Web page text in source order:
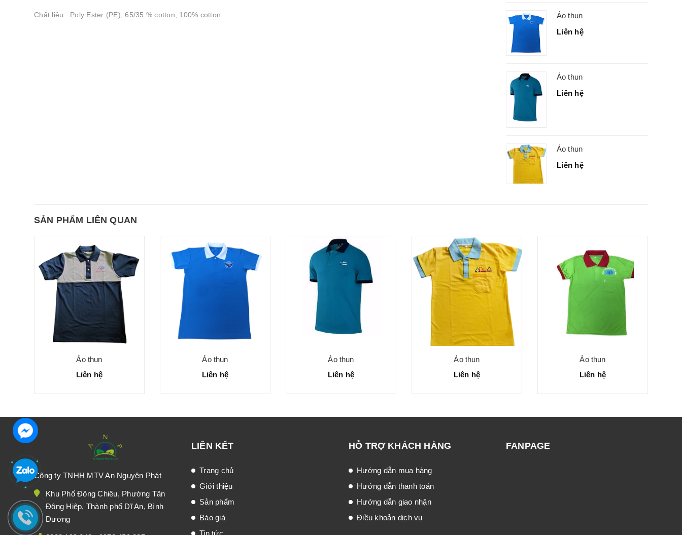
Chất liệu : Poly Ester (PE), 65/35 % cotton, 100% cotton......
Áo thun
Liên hệ
Áo thun
Liên hệ
Áo thun
Liên hệ
SẢN PHẨM LIÊN QUAN
Áo thun
Liên hệ
Áo thun
Liên hệ
Áo thun
Liên hệ
Áo thun
Liên hệ
Áo thun
Liên hệ
Công ty TNHH MTV An Nguyên Phát
Khu Phố Đông Chiêu, Phường Tân
Đông Hiệp, Thành phố Dĩ An, Bình
Dương
LIÊN KẾT
Trang chủ
Giới thiệu
Sản phẩm
Báo giá
HỖ TRỢ KHÁCH HÀNG
Hướng dẫn mua hàng
Hướng dẫn thanh toán
Hướng dẫn giao nhận
Điều khoản dịch vụ
FANPAGE